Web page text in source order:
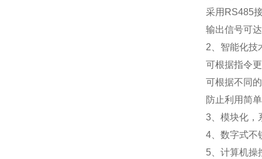
采用RS485
输出信号可
2、智能化技
可根据指令
可根据不同
防止利用简
3、模块化，
4、数字式不
5、计算机操